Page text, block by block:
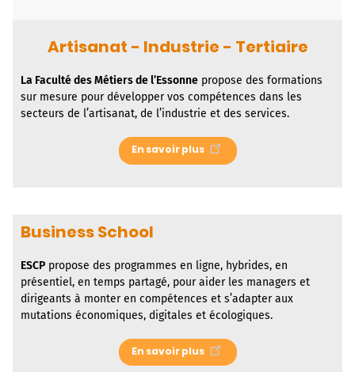
Artisanat - Industrie - Tertiaire
La Faculté des Métiers de l’Essonne propose des formations
sur mesure pour développer vos compétences dans les
secteurs de l’artisanat, de l’industrie et des services.
En savoir plus
Business School
ESCP propose des programmes en ligne, hybrides, en
présentiel, en temps partagé, pour aider les managers et
dirigeants à monter en compétences et s’adapter aux
mutations économiques, digitales et écologiques.
En savoir plus